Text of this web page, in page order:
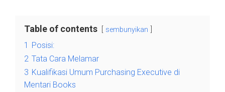
Table of contents sembunyikan
1
Posisi:
2 Tata Cara Melamar
3 Kualifikasi Umum Purchasing Executive di
Mentari Books